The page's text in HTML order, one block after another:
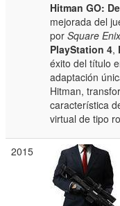
Hitman GO:
mejorada del
porSquare
PlayStation 4,
éxito del título
adaptación
Hitman,
característica
virtual de tipo
2015